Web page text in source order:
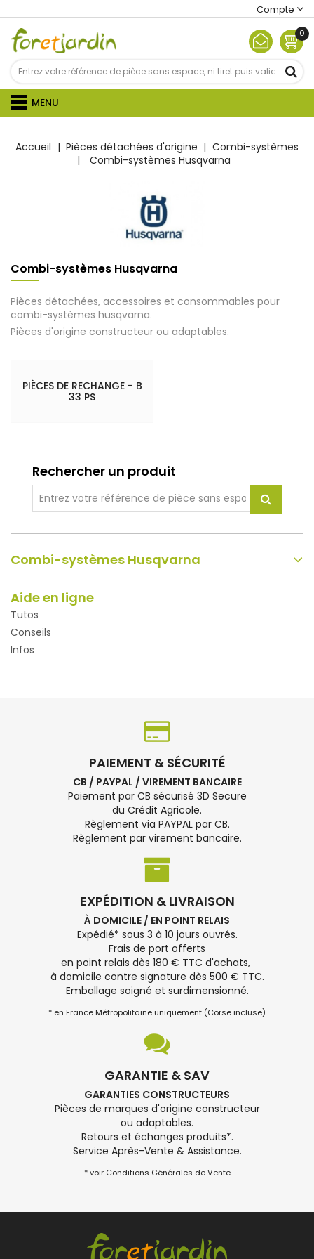
Compte
0
MENU
Accueil Pièces détachées d'origine
Combi-systèmes
Combi-systèmes Husqvarna
Combi-systèmes Husqvarna
Pièces détachées, accessoires et consommables pour
combi-systèmes husqvarna.
Pièces d'origine constructeur ou adaptables.
PIÈCES DE RECHANGE - B
33 PS
Rechercher un produit
Combi-systèmes Husqvarna
Aide en ligne
Tutos
Conseils
Infos
PAIEMENT & SÉCURITÉ
CB / PAYPAL / VIREMENT BANCAIRE
Paiement par CB sécurisé 3D Secure
du Crédit Agricole.
Règlement via PAYPAL par CB.
Règlement par virement bancaire.
EXPÉDITION & LIVRAISON
À DOMICILE / EN POINT RELAIS
Expédié* sous 3 à 10 jours ouvrés.
Frais de port offerts
en point relais dès 180 € TTC d'achats,
à domicile contre signature dès 500 € TTC.
Emballage soigné et surdimensionné.
* en France Métropolitaine uniquement (Corse incluse)
GARANTIE & SAV
GARANTIES CONSTRUCTEURS
Pièces de marques d'origine constructeur
ou adaptables.
Retours et échanges produits*.
Service Après-Vente & Assistance.
* voir Conditions Générales de Vente